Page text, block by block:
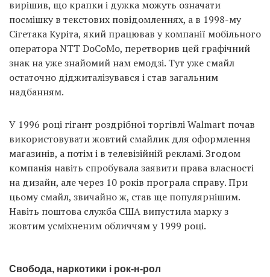
вирішив, що крапки і дужка можуть означати
посмішку в текстових повідомленнях, а в 1998-му
Сігетака Куріта, який працював у компанії мобільного
оператора NTT DoCoMo, перетворив цей графічний
знак на уже знайомий нам емодзі. Тут уже смайл
остаточно діджиталізувався і став загальним
надбанням.
У 1996 році гігант роздрібної торгівлі Walmart почав
використовувати жовтий смайлик для оформлення
магазинів, а потім і в телевізійній рекламі. Згодом
компанія навіть спробувала заявити права власності
на дизайн, але через 10 років програла справу. При
цьому смайл, звичайно ж, став ще популярнішим.
Навіть поштова служба США випустила марку з
жовтим усміхненим обличчям у 1999 році.
Свобода, наркотики і рок-н-рол